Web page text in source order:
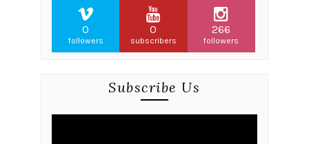
0
followers
0
subscribers
266
followers
Subscribe Us